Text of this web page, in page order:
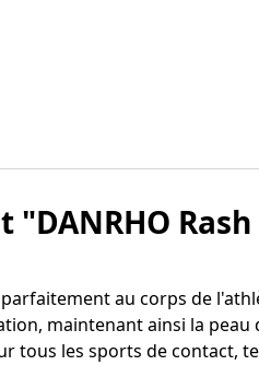
Rash
au corps de
maintenant ainsi la peau
tous les sports de